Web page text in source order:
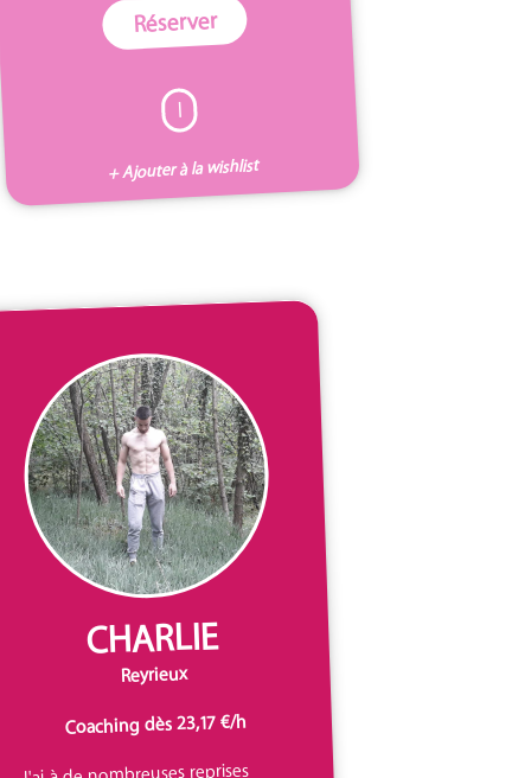
Réserver
I
+ Ajouter à la wishlist
CHARLIE
Reyrieux
Coaching dès 23,17 €/h